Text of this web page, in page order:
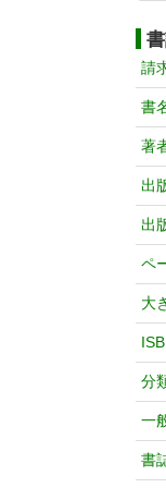
請
書
著
出
出
ペ
大
分
一
書